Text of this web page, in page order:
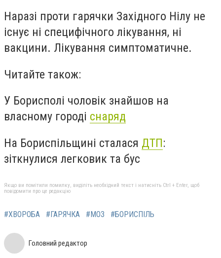
Наразі проти гарячки Західного Нілу не
існує ні специфічного лікування, ні
вакцини. Лікування симптоматичне.
Читайте також:
У Борисполі чоловік знайшов на
власному городі снаряд
На Бориспільщині сталася ДТП:
зіткнулися легковик та бус
Якщо ви помітили помилку, виділіть необхідний текст і натисніть Ctrl + Enter, щоб
повідомити про це редакцію
#ХВОРОБА #ГАРЯЧКА #МОЗ #БОРИСПІЛЬ
Головний редактор